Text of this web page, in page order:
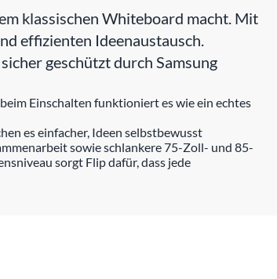
klassischen Whiteboard macht. Mit
effizienten Ideenaustausch.
geschützt durch Samsung
Einschalten funktioniert es wie ein echtes
es einfacher, Ideen selbstbewusst
sowie schlankere 75-Zoll- und 85-
sorgt Flip dafür, dass jede